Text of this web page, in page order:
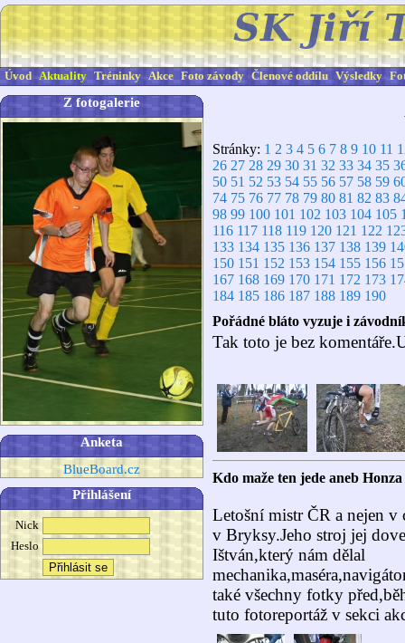
Úvod Aktuality Tréninky Akce Foto závody Členové oddílu Výsledky
Z fotogalerie
Anketa
BlueBoard.cz
Přihlášení
Nick
Heslo
Stránky: 1 2 3 4 5 6 7 8 9 10 11
26 27 28 29 30 31 32 33 34 35
50 51 52 53 54 55 56 57 58 59
74 75 76 77 78 79 80 81 82 83
98 99 100 101 102 103 104 105
116 117 118 119 120 121 122
133 134 135 136 137 138 139
150 151 152 153 154 155 156
167 168 169 170 171 172 173
184 185 186 187 188 189 190
Pořádné bláto vyzuje i
Tak toto je bez
Kdo maže ten jede aneb
Letošní mistr ČR a nejen v
v Bryksy.Jeho stroj jej
Ištván,který nám dělal
také všechny fotky
tuto fotoreportáž v sekci